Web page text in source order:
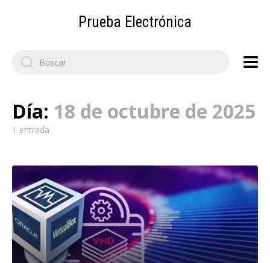
Prueba Electrónica
Search
for:
Día: 18 de octubre de 2025
1 entrada